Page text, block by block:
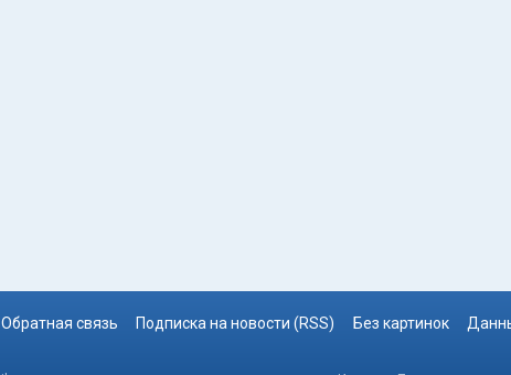
Обратная связь Подписка на новости (RSS) Без картинок